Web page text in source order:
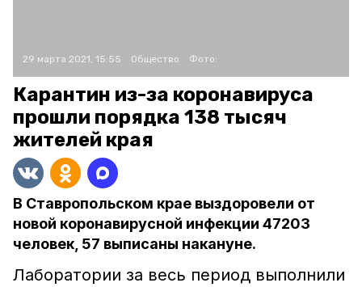
29 марта 2021, 15:55 Общество Фото:
Карантин из-за коронавируса
прошли порядка 138 тысяч
жителей края
В Ставропольском крае выздоровели от
новой коронавирусной инфекции 47203
человек, 57 выписаны накануне.
Лаборатории за весь период выполнили